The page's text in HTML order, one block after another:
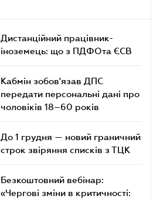
Дистанційний працівник-
іноземець: що з ПДФОта ЄСВ
Кабмін зобов'язав ДПС
передати персональні дані про
чоловіків 18–60 років
До 1 грудня — новий граничний
строк звіряння списків з ТЦК
Безкоштовний вебінар:
«Чергові зміни в критичності: